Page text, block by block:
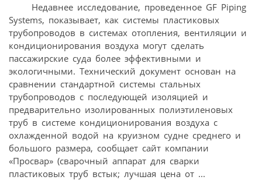
Недавнее исследование, проведенное GF Piping
Systems, показывает, как системы пластиковых
трубопроводов в системах отопления, вентиляции и
кондиционирования воздуха могут сделать
пассажирские суда более эффективными и
экологичными. Технический документ основан на
сравнении стандартной системы стальных
трубопроводов с последующей изоляцией и
предварительно изолированных полиэтиленовых
труб в системе кондиционирования воздуха с
охлажденной водой на круизном судне среднего и
большого размера, сообщает сайт компании
«Просвар» (сварочный аппарат для сварки
пластиковых труб встык; лучшая цена от ...